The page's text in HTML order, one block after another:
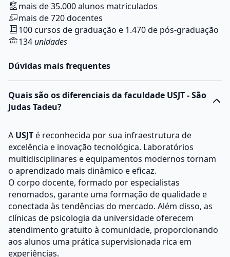
mais de 35.000 alunos matriculados
mais de 720 docentes
100 cursos de graduação e 1.470 de pós-graduação
134unidades
Dúvidas mais frequentes
Quais são os diferenciais da faculdade USJT - São
Judas Tadeu?
A USJTé reconhecida por sua infraestrutura de
excelência e inovação tecnológica. Laboratórios
multidisciplinares e equipamentos modernos tornam
o aprendizado mais dinâmico e eficaz.
O corpo docente, formado por especialistas
renomados, garante uma formação de qualidade e
conectada às tendências do mercado. Além disso, as
clínicas de psicologia da universidade oferecem
atendimento gratuito à comunidade, proporcionando
aos alunos uma prática supervisionada rica em
experiências.